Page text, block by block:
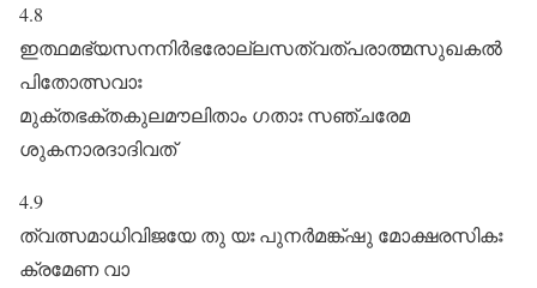
4.8
ഇത്ഥമഭ്യസനനിർഭരോല്ലസത്വത്പരാത്മസുഖകൽ
പിതോത്സവാഃ
മുക്തഭക്തകുലമൗലിതാം ഗതാഃ സഞ്ചരേമ
ശുകനാരദാദിവത്‌
4.9
ത്വത്സമാധിവിജയേ തു യഃ പുനർമങ്ക്ഷു മോക്ഷരസികഃ
ക്രമേണ വാ